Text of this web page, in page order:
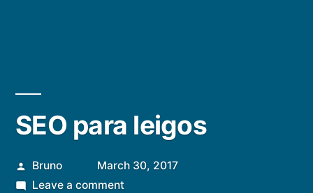
SEO para leigos
Posted
by
Bruno
March 30, 2017
Leave a commenton